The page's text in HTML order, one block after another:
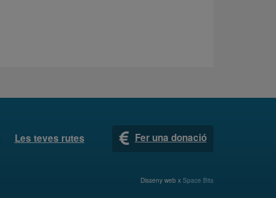
Les teves rutes Fer una donació
Disseny web x Space Bits